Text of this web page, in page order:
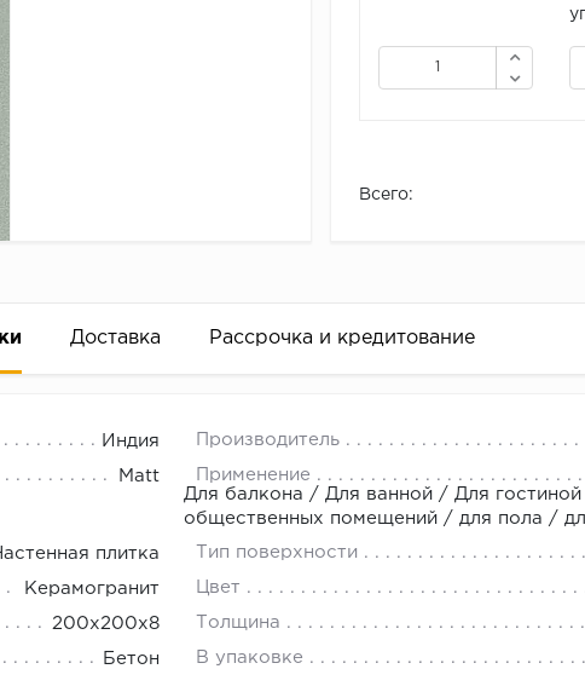
Всего:
Доставка Рассрочка и кредитование
Индия Производитель
Matt
Применение
Для балкона / Для ванной / Для
общественных помещений / для пола /
плитка Тип поверхности
Керамогранит Цвет
200x200x8 Толщина
Бетон В упаковке